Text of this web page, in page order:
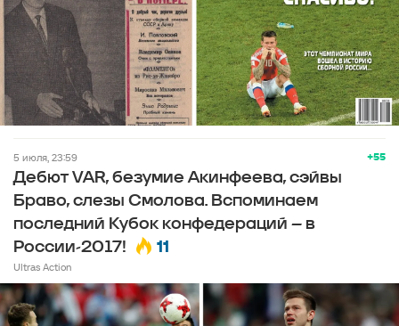
+55
5 июля, 23:59
Дебют VAR, безумие Акинфеева, сэйвы
Браво, слезы Смолова. Вспоминаем
последний Кубок конфедераций – в
России-2017!
11
Ultras Action